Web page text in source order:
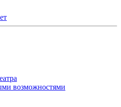
возможностями